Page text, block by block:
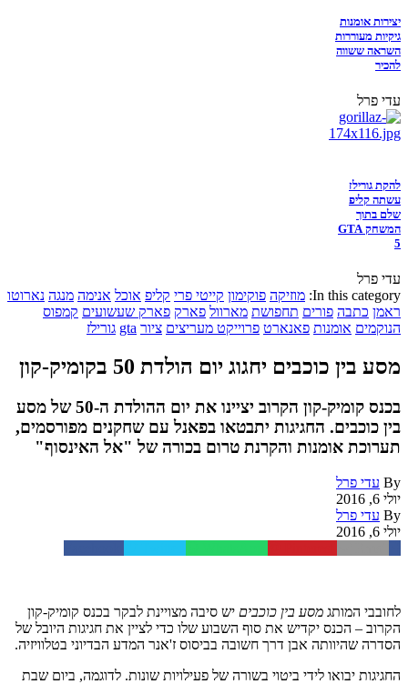
יצירות אומנות
גיקיות מעוררות
השראה ששווה
להכיר
עדי פרל
להקת גורילז
עשתה קליפ
שלם בתוך
המשחק GTA
5
עדי פרל
In this category: מוזיקה פוקימון קייטי פרי קליפ אוכל אנימה מנגה נארוטו
ראמן כתבה פורים תחפושת מארוול פארק פארק שעשועים קמפוס
הנוקמים אומנות פאנארט פרוייקט מעריצים ציור gta גורילז
מסע בין כוכבים יחגוג יום הולדת 50 בקומיק-קון
בכנס קומיק-קון הקרוב יציינו את יום ההולדת ה-50 של מסע
בין כוכבים. החגיגות יתבטאו בפאנל עם שחקנים מפורסמים,
תערוכת אומנות והקרנת טרום בכורה של "אל האינסוף"
By עדי פרל
יולי 6, 2016
By עדי פרל
יולי 6, 2016
לחובבי המותג מסע בין כוכבים יש סיבה מצויינת לבקר בכנס קומיק-קון
הקרוב – הכנס יקדיש את סוף השבוע שלו כדי לציין את חגיגות היובל של
הסדרה שהיוותה אבן דרך חשובה בביסוס ז'אנר המדע הבדיוני בטלוויזיה.
החגיגות יבואו לידי ביטוי בשורה של פעילויות שונות. לדוגמה, ביום שבת